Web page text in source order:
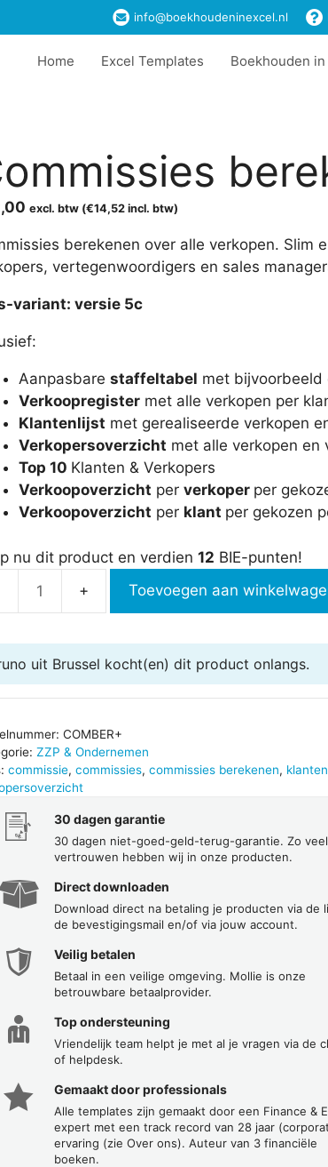
info@boekhoudeninexcel.nl
Home Excel Templates Boekhouden in
excl. btw (€14,52incl. btw)
berekenen over alle verkopen. Slim
vertegenwoordigers en sales
variant: versie 5c
Aanpasbare staffeltabel met bijvoorbeeld
Verkoopregistermet alle verkopen per
Klantenlijst met gerealiseerde verkopen
Verkopersoverzicht met alle verkopen en
Top 10 Klanten & Verkopers
Verkoopoverzicht per verkoper per
Verkoopoverzicht per klant per gekozen
nu dit product en verdien 12 BIE-punten!
Toevoegen aan
uit Brussel kocht(en) dit product onlangs.
COMBER+
ZZP & Ondernemen
commissie, commissies, commissies berekenen,
30 dagen garantie
30 dagen niet-goed-geld-terug-garantie. Zo veel
vertrouwen hebben wij in onze producten.
Direct downloaden
Download direct na betaling je producten via de
de bevestigingsmail en/of via jouw account.
Veilig betalen
Betaal in een veilige omgeving. Mollie is onze
betrouwbare betaalprovider.
Top ondersteuning
Vriendelijk team helpt je met al je vragen via de
of helpdesk.
Gemaakt door professionals
Alle templates zijn gemaakt door een Finance &
expert met een track record van 28 jaar
ervaring (zie Over ons). Auteur van 3 financiële
boeken.